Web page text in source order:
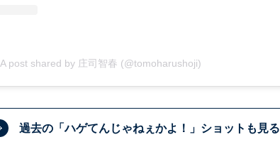
A post shared by 庄司智春 (@tomoharushoji)
過去の「ハゲてんじゃねぇかよ！」ショットも見る